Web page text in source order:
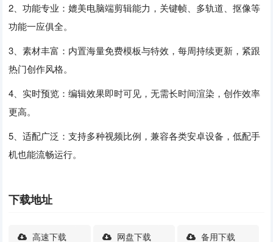
2、功能专业：媲美电脑端剪辑能力，关键帧、多轨道、抠像等
功能一应俱全。
3、素材丰富：内置海量免费模板与特效，每周持续更新，紧跟
热门创作风格。
4、实时预览：编辑效果即时可见，无需长时间渲染，创作效率
更高。
5、适配广泛：支持多种视频比例，兼容各类安卓设备，低配手
机也能流畅运行。
下载地址
高速下载 网盘下载 备用下载